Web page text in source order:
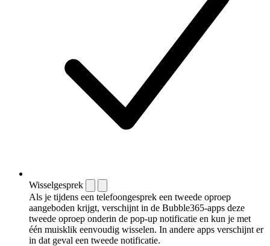
Wisselgesprek
Als je tijdens een telefoongesprek een tweede oproep
aangeboden krijgt, verschijnt in de Bubble365-apps deze
tweede oproep onderin de pop-up notificatie en kun je met
één muisklik eenvoudig wisselen. In andere apps verschijnt er
in dat geval een tweede notificatie.